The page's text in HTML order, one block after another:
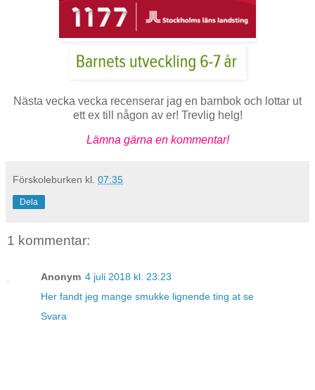
Nästa vecka vecka recenserar jag en barnbok och lottar ut
ett ex till någon av er! Trevlig helg!
Lämna gärna en kommentar!
Förskoleburken kl. 07:35
Dela
1 kommentar:
Anonym 4 juli 2018 kl. 23:23
Her fandt jeg mange smukke lignende ting at se
Svara